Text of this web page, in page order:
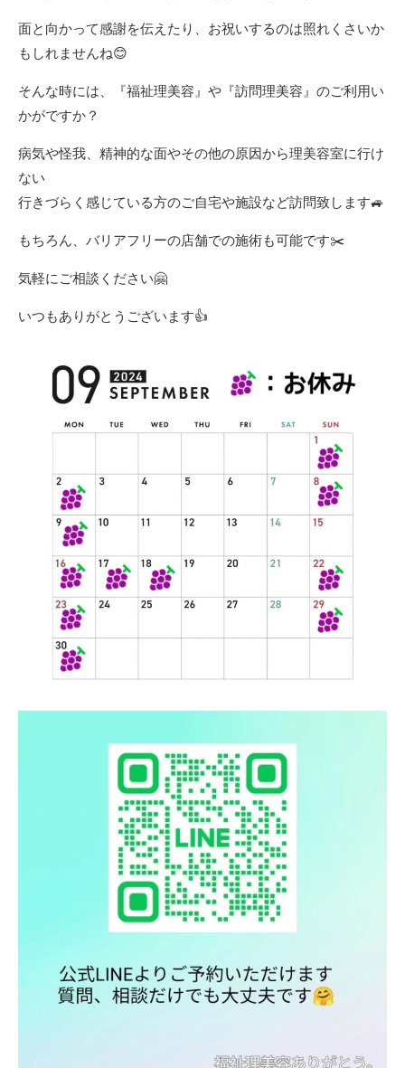
面と向かって感謝を伝えたり、お祝いするのは照れくさいか
もしれませんね😊
そんな時には、『福祉理美容』や『訪問理美容』のご利用い
かがですか？
病気や怪我、精神的な面やその他の原因から理美容室に行け
ない
行きづらく感じている方のご自宅や施設など訪問致します🚙
もちろん、バリアフリーの店舗での施術も可能です✂️
気軽にご相談ください🤗
いつもありがとうございます👍